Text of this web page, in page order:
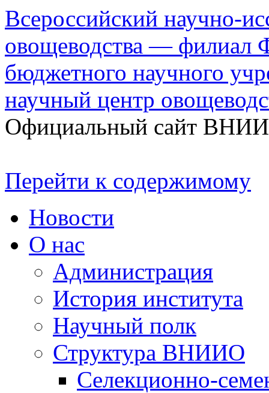
Всероссийский научно-
овощеводства — филиал
бюджетного научного
научный центр
Официальный сайт
Перейти к содержимому
Новости
О нас
Администрация
История института
Научный полк
Структура ВНИИО
Селекционно-